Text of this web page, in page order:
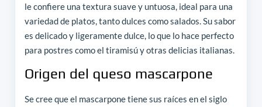
le confiere una textura suave y untuosa, ideal para una
variedad de platos, tanto dulces como salados. Su sabor
es delicado y ligeramente dulce, lo que lo hace perfecto
para postres como el tiramisú y otras delicias italianas.
Origen del queso mascarpone
Se cree que el mascarpone tiene sus raíces en el siglo